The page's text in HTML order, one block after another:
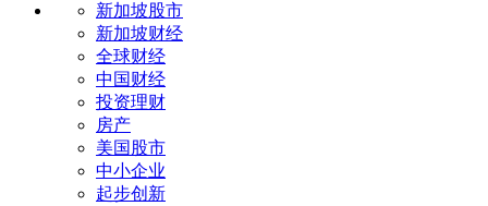
新加坡股市
新加坡财经
全球财经
中国财经
投资理财
房产
美国股市
中小企业
起步创新